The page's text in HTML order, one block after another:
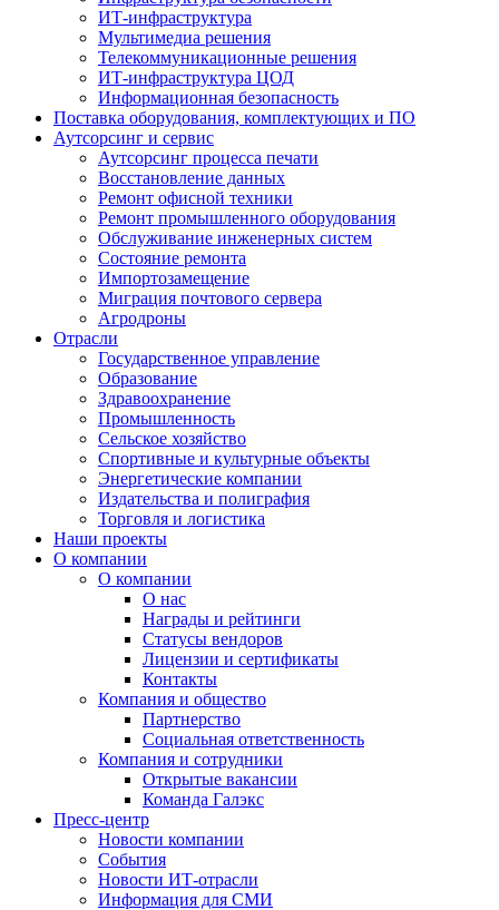
ИТ-инфраструктура
Мультимедиа решения
Телекоммуникационные решения
ИТ-инфраструктура ЦОД
Информационная безопасность
Поставка оборудования, комплектующих и ПО
Аутсорсинг и сервис
Аутсорсинг процесса печати
Восстановление данных
Ремонт офисной техники
Ремонт промышленного оборудования
Обслуживание инженерных систем
Состояние ремонта
Импортозамещение
Миграция почтового сервера
Агродроны
Отрасли
Государственное управление
Образование
Здравоохранение
Промышленность
Сельское хозяйство
Спортивные и культурные объекты
Энергетические компании
Издательства и полиграфия
Торговля и логистика
Наши проекты
О компании
О компании
О нас
Награды и рейтинги
Статусы вендоров
Лицензии и сертификаты
Контакты
Компания и общество
Партнерство
Социальная ответственность
Компания и сотрудники
Открытые вакансии
Команда Галэкс
Пресс-центр
Новости компании
События
Новости ИТ-отрасли
Информация для СМИ